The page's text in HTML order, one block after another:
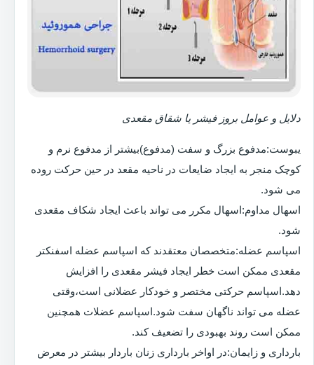
دلایل و عوامل بروز فیشر یا شقاق مقعدی
یبوست:مدفوع بزرگ و سفت (مدفوع)بیشتر از مدفوع نرم و
کوچک منجر به ایجاد ضایعات در ناحیه مقعد در حین حرکت روده
می شود.
اسهال مداوم:اسهال مکرر می تواند باعث ایجاد شکاف مقعدی
شود.
اسپاسم عضله:متخصصان معتقدند که اسپاسم عضله اسفنکتر
مقعدی ممکن است خطر ایجاد فیشر مقعدی را افزایش
دهد.اسپاسم حرکتی مختصر و خودکار عضلانی است،وقتی
عضله می تواند ناگهان سفت شود.اسپاسم عضلات همچنین
ممکن است روند بهبودی را تضعیف کند.
بارداری و زایمان:در اواخر بارداری زنان باردار بیشتر در معرض